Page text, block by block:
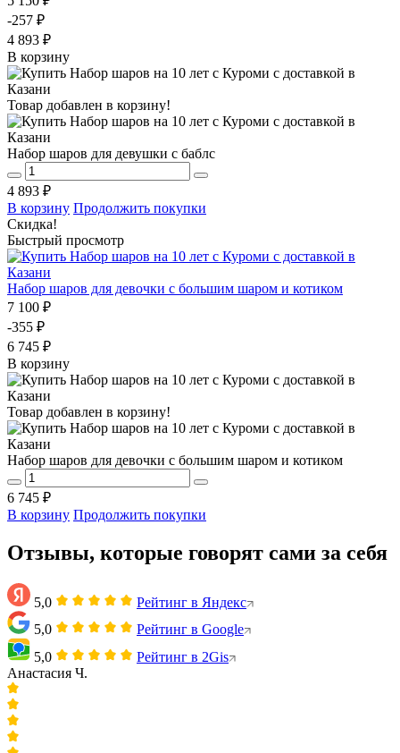
-257 ₽
4 893 ₽
В корзину
Товар добавлен в корзину!
Набор шаров для девушки с баблс
4 893 ₽
В корзину Продолжить покупки
Скидка!
Быстрый просмотр
Набор шаров для девочки с большим шаром и котиком
7 100 ₽
-355 ₽
6 745 ₽
В корзину
Товар добавлен в корзину!
Набор шаров для девочки с большим шаром и котиком
6 745 ₽
В корзину Продолжить покупки
Отзывы, которые говорят сами за себя
5,0
Рейтинг в Яндекс
5,0
Рейтинг в Google
5,0
Рейтинг в 2Gis
Анастасия Ч.